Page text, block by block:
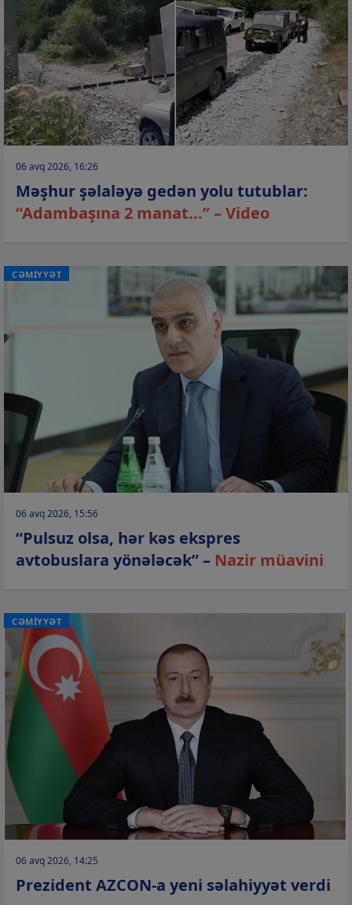
06 avq 2026, 16:26
Məşhur şəlaləyə gedən yolu tutublar:
“Adambaşına 2 manat...” – Video
CƏMİYYƏT
06 avq 2026, 15:56
“Pulsuz olsa, hər kəs ekspres
avtobuslara yönələcək” – Nazir müavini
CƏMİYYƏT
06 avq 2026, 14:25
Prezident AZCON-a yeni səlahiyyət verdi